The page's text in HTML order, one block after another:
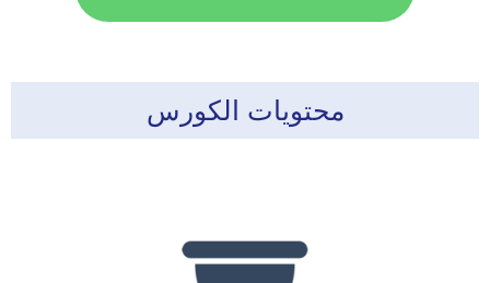
محتويات الكورس